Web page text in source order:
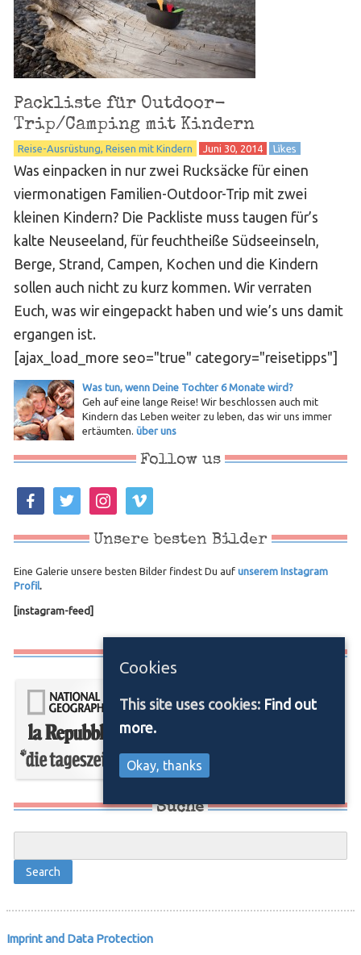
Packliste für Outdoor-
Trip/Camping mit Kindern
Reise-Ausrüstung Reisen mit Kindern Juni 30, 2014 Likes
Was einpacken in nur zwei Rucksäcke für einen
viermonatigen Familien-Outdoor-Trip mit zwei
kleinen Kindern? Die Packliste muss taugen für’s
kalte Neuseeland, für feuchtheiße Südseeinseln,
Berge, Strand, Campen, Kochen und die Kindern
sollen auch nicht zu kurz kommen. Wir verraten
Euch, was wir eingepackt haben und wie’s uns damit
ergangen ist.
[ajax_load_more seo="true" category="reisetipps"]
Was tun, wenn Deine Tochter 6 Monate wird?
Geh auf eine lange Reise! Wir beschlossen auch mit
Kindern das Leben weiter zu leben, das wir uns immer
ertäumten. über uns
Follow us
facebooktwitter instagramvimeo
Unsere besten Bilder
Eine Galerie unsere besten Bilder findest Du auf unserem Instagram
Profil.
[instagram-feed]
Suche
Imprint and Data Protection
Cookies
This site uses cookies: Find out
more.
Okay, thanks